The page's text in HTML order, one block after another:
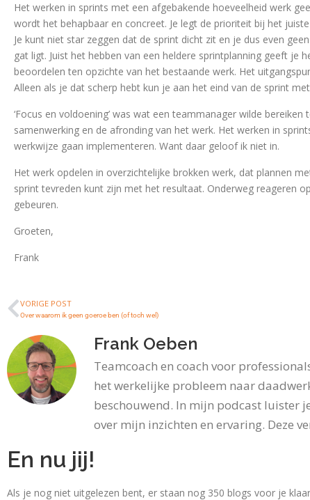
Het werken in sprints met een afgebakende hoeveelheid werk
wordt het behapbaar en concreet. Je legt de prioriteit bij het
Je kunt niet star zeggen dat de sprint dicht zit en je dus even
gat ligt. Juist het hebben van een heldere sprintplanning geeft
beoordelen ten opzichte van het bestaande werk. Het
Alleen als je dat scherp hebt kun je aan het eind van de sprint
‘Focus en voldoening’ was wat een teammanager wilde
samenwerking en de afronding van het werk. Het werken in
werkwijze gaan implementeren. Want daar geloof ik niet in.
Het werk opdelen in overzichtelijke brokken werk, dat plannen
sprint tevreden kunt zijn met het resultaat. Onderweg reageren
gebeuren.
Groeten,
Frank
VORIGE POST
Over waarom ik geen goeroe ben (of toch wel)
Frank Oeben
Teamcoach en coach voor
het werkelijke probleem naar
beschouwend. In mijn podcast luister
over mijn inzichten en ervaring. Deze
En nu jij!
Als je nog niet uitgelezen bent, er staan nog 350 blogs voor je